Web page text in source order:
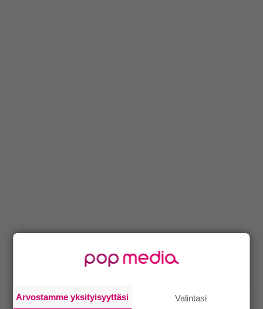
Arvostamme yksityisyyttäsi Valintasi